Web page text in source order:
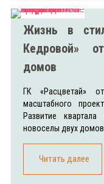
Жизнь в
Кедровой»
домов
ГК «Расцветай»
масштабного
Развитие
новоселы двух
Читать далее